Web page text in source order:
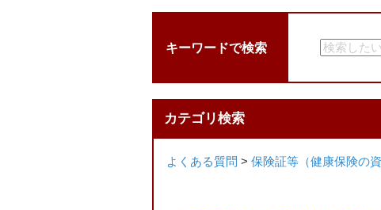
キーワードで検索
カテゴリ検索
よくある質問 > 保険証等（健康保険の資